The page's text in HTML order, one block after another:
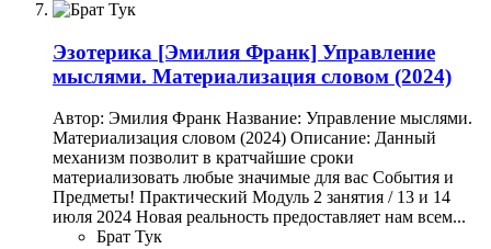
Эзотерика [Эмилия Франк] Управление
мыслями. Материализация словом (2024)
Автор: Эмилия Франк Название: Управление мыслями.
Материализация словом (2024) Описание: Данный
механизм позволит в кратчайшие сроки
материализовать любые значимые для вас События и
Предметы! Практический Модуль 2 занятия / 13 и 14
июля 2024 Новая реальность предоставляет нам всем...
Брат Тук